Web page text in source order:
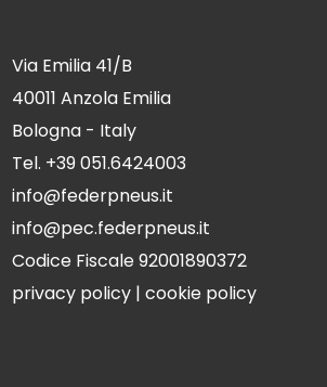
Via Emilia 41/B
40011 Anzola Emilia
Bologna - Italy
Tel. +39 051.6424003
info@federpneus.it
info@pec.federpneus.it
Codice Fiscale 92001890372
privacy policy |cookie policy